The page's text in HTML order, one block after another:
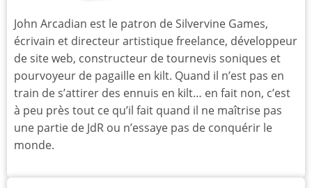
John Arcadian est le patron de Silvervine Games,
écrivain et directeur artistique freelance, développeur
de site web, constructeur de tournevis soniques et
pourvoyeur de pagaille en kilt. Quand il n’est pas en
train de s’attirer des ennuis en kilt… en fait non, c’est
à peu près tout ce qu’il fait quand il ne maîtrise pas
une partie de JdR ou n’essaye pas de conquérir le
monde.